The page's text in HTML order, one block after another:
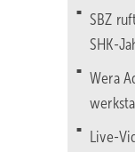
SBZ
SHK-
Wera
Live-